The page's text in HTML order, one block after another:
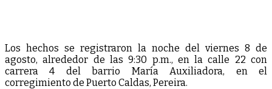
Los hechos se registraron la noche del viernes 8 de
agosto, alrededor de las 9:30 p.m., en la calle 22 con
carrera 4 del barrio María Auxiliadora, en el
corregimiento de Puerto Caldas, Pereira.